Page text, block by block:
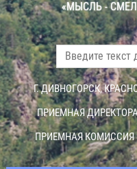
«МЫСЛЬ -
Г. ДИВНОГОРСК,
ПРИЕМНАЯ ДИРЕКТОРА
ПРИЕМНАЯ КОМИССИЯ